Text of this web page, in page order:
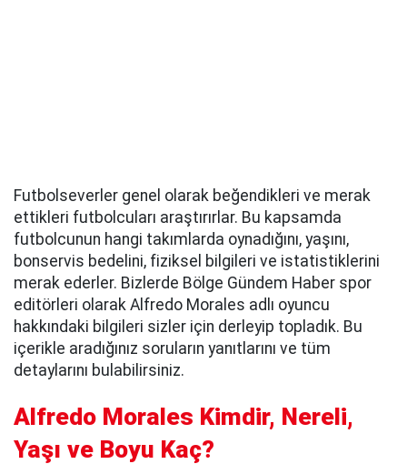
Futbolseverler genel olarak beğendikleri ve merak
ettikleri futbolcuları araştırırlar. Bu kapsamda
futbolcunun hangi takımlarda oynadığını, yaşını,
bonservis bedelini, fiziksel bilgileri ve istatistiklerini
merak ederler. Bizlerde Bölge Gündem Haber spor
editörleri olarak Alfredo Morales adlı oyuncu
hakkındaki bilgileri sizler için derleyip topladık. Bu
içerikle aradığınız soruların yanıtlarını ve tüm
detaylarını bulabilirsiniz.
Alfredo Morales Kimdir, Nereli,
Yaşı ve Boyu Kaç?